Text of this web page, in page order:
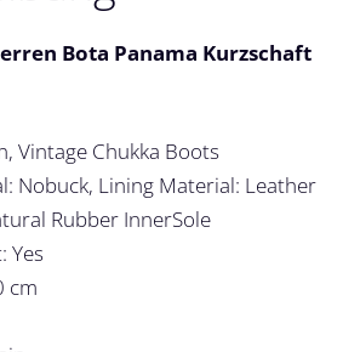
Bota Panama Kurzschaft
Vintage Chukka Boots
Nobuck, Lining Material: Leather
Rubber InnerSole
Yes
cm